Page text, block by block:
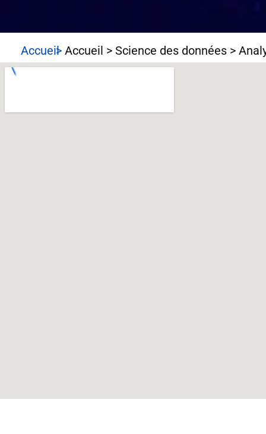
Accueil > Science des données >
>
Accueil